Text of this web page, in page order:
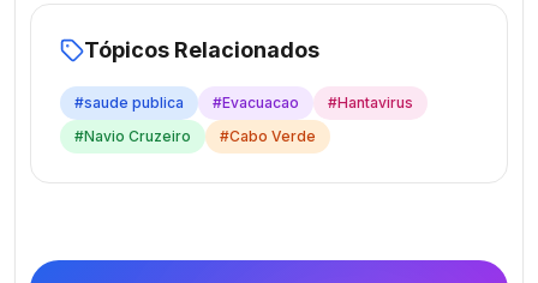
Tópicos Relacionados
#saude publica #Evacuacao #Hantavirus
#Navio Cruzeiro #Cabo Verde